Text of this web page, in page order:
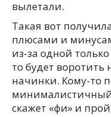
вылетали.
Такая вот
плюсами и
из-за одной
то будет
начинки. Кому-то
скажет «фи» и